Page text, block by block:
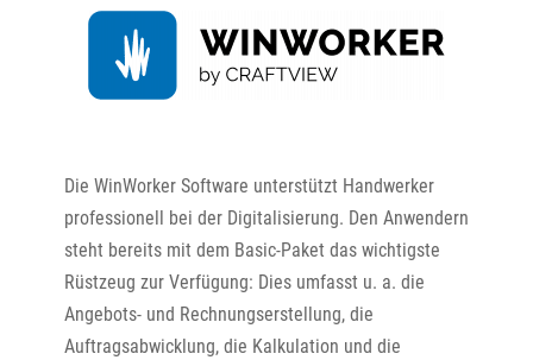
Die WinWorker Software unterstützt Handwerker
professionell bei der Digitalisierung. Den Anwendern
steht bereits mit dem Basic-Paket das wichtigste
Rüstzeug zur Verfügung: Dies umfasst u. a. die
Angebots- und Rechnungserstellung, die
Auftragsabwicklung, die Kalkulation und die